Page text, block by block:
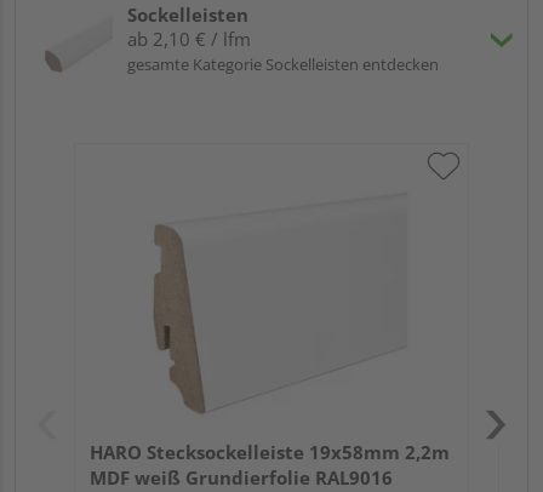
Sockelleisten
ab 2,10 € / lfm
gesamte Kategorie Sockelleisten entdecken
HARO Stecksockelleiste 19x58mm 2,2m
MDF weiß Grundierfolie RAL9016